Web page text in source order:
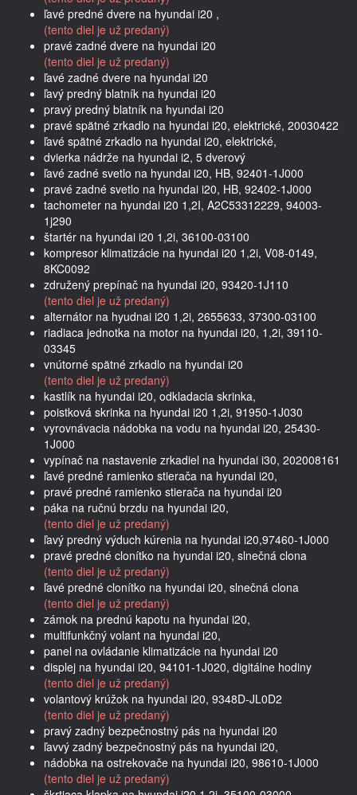
ľavé predné dvere na hyundai i20 ,
(tento diel je už predaný)
pravé zadné dvere na hyundai i20
(tento diel je už predaný)
ľavé zadné dvere na hyundai i20
ľavý predný blatník na hyundai i20
pravý predný blatník na hyundai i20
pravé spätné zrkadlo na hyundai i20, elektrické, 20030422
ľavé spätné zrkadlo na hyundai i20, elektrické,
dvierka nádrže na hyundai i2, 5 dverový
ľavé zadné svetlo na hyundai i20, HB, 92401-1J000
pravé zadné svetlo na hyundai i20, HB, 92402-1J000
tachometer na hyundai i20 1,2I, A2C53312229, 94003-
1j290
štartér na hyundai i20 1,2i, 36100-03100
kompresor klimatizácie na hyundai i20 1,2i, V08-0149,
8KC0092
združený prepínač na hyundai i20, 93420-1J110
(tento diel je už predaný)
alternátor na hyudnai i20 1,2i, 2655633, 37300-03100
riadiaca jednotka na motor na hyundai i20, 1,2i, 39110-
03345
vnútorné spätné zrkadlo na hyundai i20
(tento diel je už predaný)
kastlík na hyundai i20, odkladacia skrinka,
poistková skrinka na hyundai i20 1,2i, 91950-1J030
vyrovnávacia nádobka na vodu na hyundai i20, 25430-
1J000
vypínač na nastavenie zrkadiel na hyundai i30, 202008161
ľavé predné ramienko stierača na hyundai i20,
pravé predné ramienko stierača na hyundai i20
páka na ručnú brzdu na hyundai i20,
(tento diel je už predaný)
ľavý predný výduch kúrenia na hyundai i20,97460-1J000
pravé predné clonítko na hyundai i20, slnečná clona
(tento diel je už predaný)
ľavé predné clonítko na hyundai i20, slnečná clona
(tento diel je už predaný)
zámok na prednú kapotu na hyundai i20,
multifunkčný volant na hyundai i20,
panel na ovládanie klimatizácie na hyundai i20
displej na hyundai i20, 94101-1J020, digitálne hodiny
(tento diel je už predaný)
volantový krúžok na hyundai i20, 9348D-JL0D2
(tento diel je už predaný)
pravý zadný bezpečnostný pás na hyundai i20
ľavvý zadný bezpečnostný pás na hyundai i20,
nádobka na ostrekovače na hyundai i20, 98610-1J000
(tento diel je už predaný)